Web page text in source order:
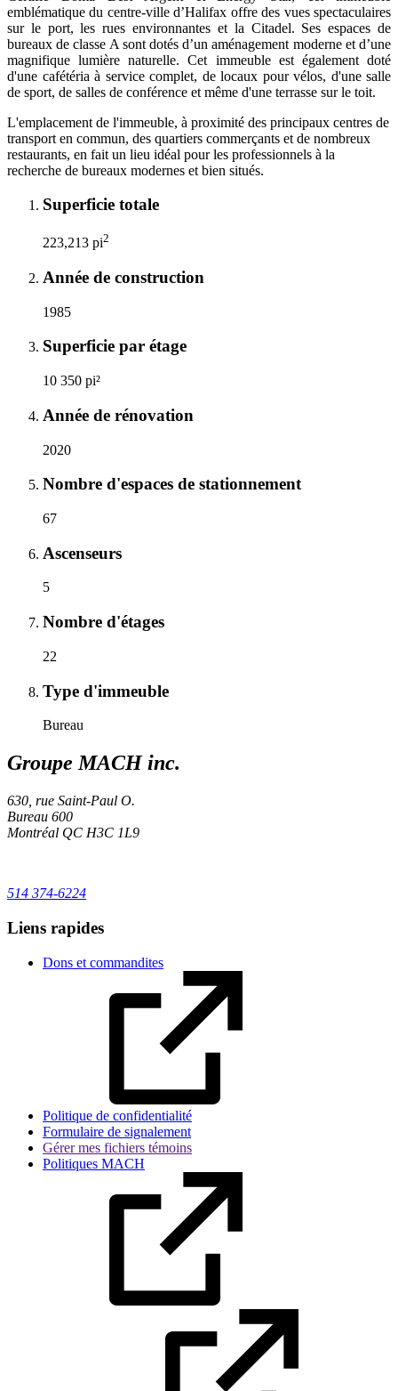
emblématique du centre-ville d’Halifax offre des vues spectaculaires
sur le port, les rues environnantes et la Citadel. Ses espaces de
bureaux de classe A sont dotés d’un aménagement moderne et d’une
magnifique lumière naturelle. Cet immeuble est également doté
d'une cafétéria à service complet, de locaux pour vélos, d'une salle
de sport, de salles de conférence et même d'une terrasse sur le toit.
L'emplacement de l'immeuble, à proximité des principaux centres de
transport en commun, des quartiers commerçants et de nombreux
restaurants, en fait un lieu idéal pour les professionnels à la
recherche de bureaux modernes et bien situés.
Superficie totale
223,213 pi2
Année de construction
1985
Superficie par étage
10 350 pi²
Année de rénovation
2020
Nombre d'espaces de stationnement
67
Ascenseurs
5
Nombre d'étages
22
Type d'immeuble
Bureau
Groupe MACH inc.
630, rue Saint-Paul O.
Bureau 600
Montréal QC H3C 1L9
514 374-6224
Liens rapides
Dons et commandites
Politique de confidentialité
Formulaire de signalement
Gérer mes fichiers témoins
Politiques MACH